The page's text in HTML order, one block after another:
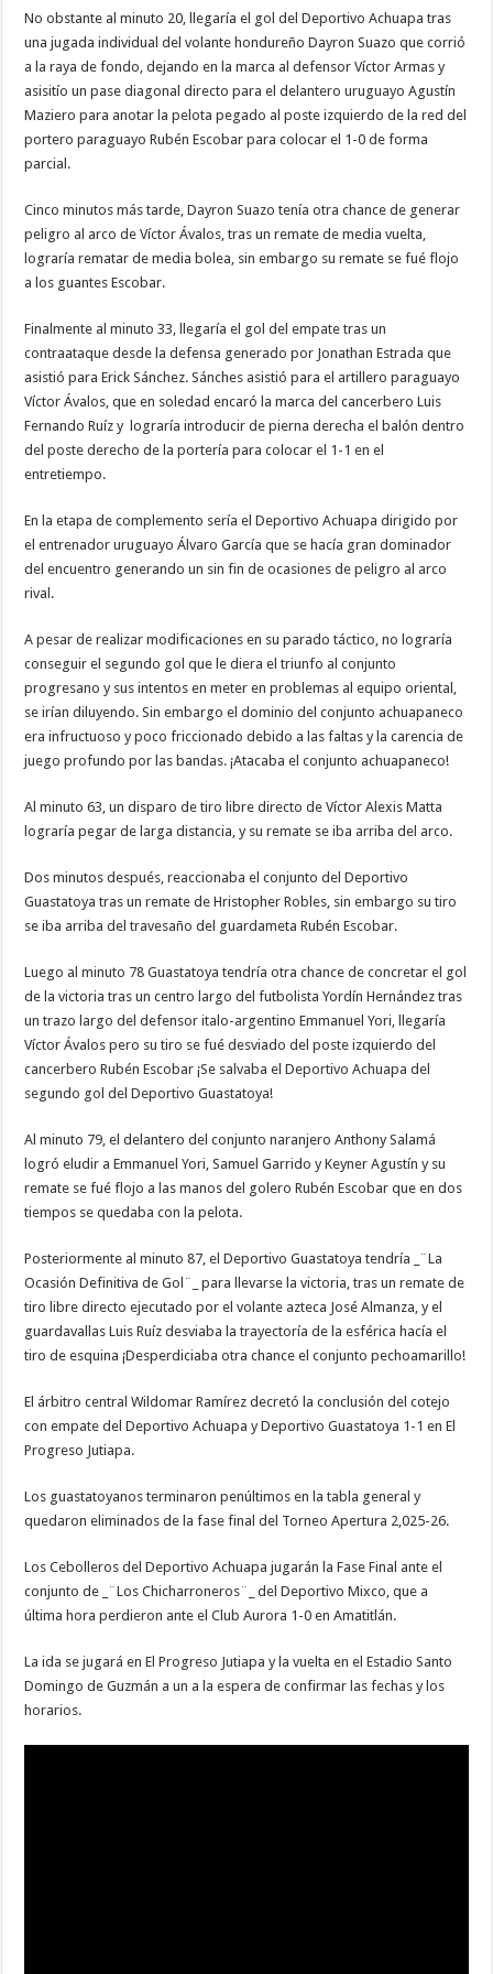
No obstante al minuto 20, llegaría el gol del Deportivo Achuapa tras
una jugada individual del volante hondureño Dayron Suazo que corrió
a la raya de fondo, dejando en la marca al defensor Víctor Armas y
asisitío un pase diagonal directo para el delantero uruguayo Agustín
Maziero para anotar la pelota pegado al poste izquierdo de la red del
portero paraguayo Rubén Escobar para colocar el 1-0 de forma
parcial.
Cinco minutos más tarde, Dayron Suazo tenía otra chance de generar
peligro al arco de Víctor Ávalos, tras un remate de media vuelta,
lograría rematar de media bolea, sin embargo su remate se fué flojo
a los guantes Escobar.
Finalmente al minuto 33, llegaría el gol del empate tras un
contraataque desde la defensa generado por Jonathan Estrada que
asistió para Erick Sánchez. Sánches asistió para el artillero paraguayo
Víctor Ávalos, que en soledad encaró la marca del cancerbero Luis
Fernando Ruíz y lograría introducir de pierna derecha el balón dentro
del poste derecho de la portería para colocar el 1-1 en el
entretiempo.
En la etapa de complemento sería el Deportivo Achuapa dirigido por
el entrenador uruguayo Álvaro García que se hacía gran dominador
del encuentro generando un sin fin de ocasiones de peligro al arco
rival.
A pesar de realizar modificaciones en su parado táctico, no lograría
conseguir el segundo gol que le diera el triunfo al conjunto
progresano y sus intentos en meter en problemas al equipo oriental,
se irían diluyendo. Sin embargo el dominio del conjunto achuapaneco
era infructuoso y poco friccionado debido a las faltas y la carencia de
juego profundo por las bandas. ¡Atacaba el conjunto achuapaneco!
Al minuto 63, un disparo de tiro libre directo de Víctor Alexis Matta
lograría pegar de larga distancia, y su remate se iba arriba del arco.
Dos minutos después, reaccionaba el conjunto del Deportivo
Guastatoya tras un remate de Hristopher Robles, sin embargo su tiro
se iba arriba del travesaño del guardameta Rubén Escobar.
Luego al minuto 78 Guastatoya tendría otra chance de concretar el gol
de la victoria tras un centro largo del futbolista Yordín Hernández tras
un trazo largo del defensor italo-argentino Emmanuel Yori, llegaría
Víctor Ávalos pero su tiro se fué desviado del poste izquierdo del
cancerbero Rubén Escobar ¡Se salvaba el Deportivo Achuapa del
segundo gol del Deportivo Guastatoya!
Al minuto 79, el delantero del conjunto naranjero Anthony Salamá
logró eludir a Emmanuel Yori, Samuel Garrido y Keyner Agustín y su
remate se fué flojo a las manos del golero Rubén Escobar que en dos
tiempos se quedaba con la pelota.
Posteriormente al minuto 87, el Deportivo Guastatoya tendría _¨La
Ocasión Definitiva de Gol¨_ para llevarse la victoria, tras un remate de
tiro libre directo ejecutado por el volante azteca José Almanza, y el
guardavallas Luis Ruíz desviaba la trayectoría de la esférica hacía el
tiro de esquina ¡Desperdiciaba otra chance el conjunto pechoamarillo!
El árbitro central Wildomar Ramírez decretó la conclusión del cotejo
con empate del Deportivo Achuapa y Deportivo Guastatoya 1-1 en El
Progreso Jutiapa.
Los guastatoyanos terminaron penúltimos en la tabla general y
quedaron eliminados de la fase final del Torneo Apertura 2,025-26.
Los Cebolleros del Deportivo Achuapa jugarán la Fase Final ante el
conjunto de _¨Los Chicharroneros¨_ del Deportivo Mixco, que a
última hora perdieron ante el Club Aurora 1-0 en Amatitlán.
La ida se jugará en El Progreso Jutiapa y la vuelta en el Estadio Santo
Domingo de Guzmán a un a la espera de confirmar las fechas y los
horarios.